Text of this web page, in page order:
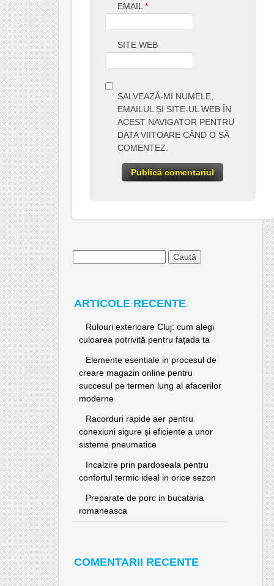
EMAIL *
SITE WEB
SALVEAZĂ-MI NUMELE,
EMAILUL ȘI SITE-UL WEB ÎN
ACEST NAVIGATOR PENTRU
DATA VIITOARE CÂND O SĂ
COMENTEZ.
ARTICOLE RECENTE
Rulouri exterioare Cluj: cum alegi
culoarea potrivită pentru fațada ta
Elemente esentiale in procesul de
creare magazin online pentru
succesul pe termen lung al afacerilor
moderne
Racorduri rapide aer pentru
conexiuni sigure și eficiente a unor
sisteme pneumatice
Incalzire prin pardoseala pentru
confortul termic ideal in orice sezon
Preparate de porc in bucataria
romaneasca
COMENTARII RECENTE